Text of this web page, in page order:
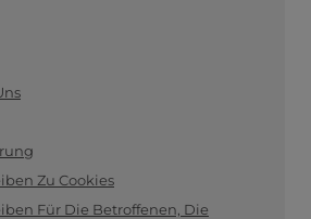
Zu Cookies
Für Die Betroffenen, Die